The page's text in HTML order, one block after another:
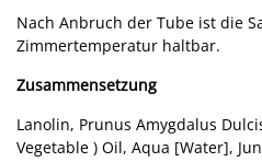
Nach Anbruch der Tube ist die
Zimmertemperatur haltbar.
Zusammensetzung
Lanolin, Prunus Amygdalus
Vegetable ) Oil, Aqua [Water],